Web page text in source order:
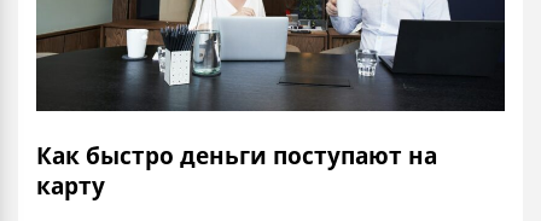
Как быстро деньги поступают на
карту